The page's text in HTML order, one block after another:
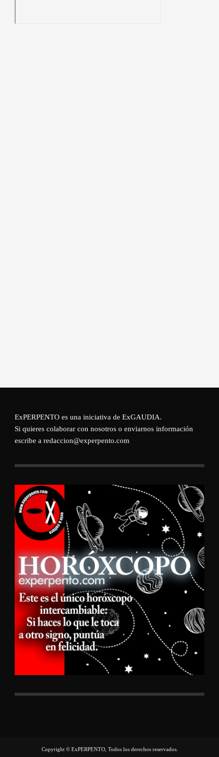
ExPERPENTO es una iniciativa de ExGAUDIA.
Si quieres colaborar con nosotros o enviarnos información
escribe a redaccion@experpento.com
Copyright © ExPERPENTO, Todos los derechos reservados.